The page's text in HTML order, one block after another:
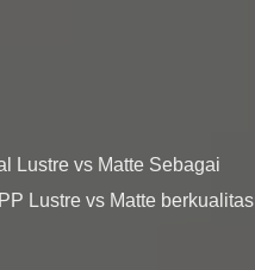
Lustre vs Matte berkualitas